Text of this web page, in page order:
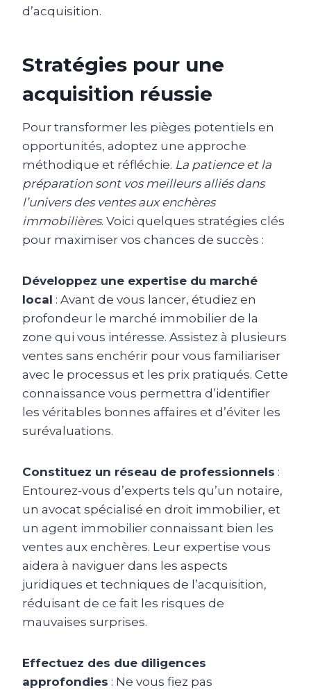
d’acquisition.
Stratégies pour une
acquisition réussie
Pour transformer les pièges potentiels en
opportunités, adoptez une approche
méthodique et réfléchie. La patience et la
préparation sont vos meilleurs alliés dans
l’univers des ventes aux enchères
immobilières. Voici quelques stratégies clés
pour maximiser vos chances de succès :
Développez une expertise du marché
local : Avant de vous lancer, étudiez en
profondeur le marché immobilier de la
zone qui vous intéresse. Assistez à plusieurs
ventes sans enchérir pour vous familiariser
avec le processus et les prix pratiqués. Cette
connaissance vous permettra d’identifier
les véritables bonnes affaires et d’éviter les
surévaluations.
Constituez un réseau de professionnels :
Entourez-vous d’experts tels qu’un notaire,
un avocat spécialisé en droit immobilier, et
un agent immobilier connaissant bien les
ventes aux enchères. Leur expertise vous
aidera à naviguer dans les aspects
juridiques et techniques de l’acquisition,
réduisant de ce fait les risques de
mauvaises surprises.
Effectuez des due diligences
approfondies : Ne vous fiez pas